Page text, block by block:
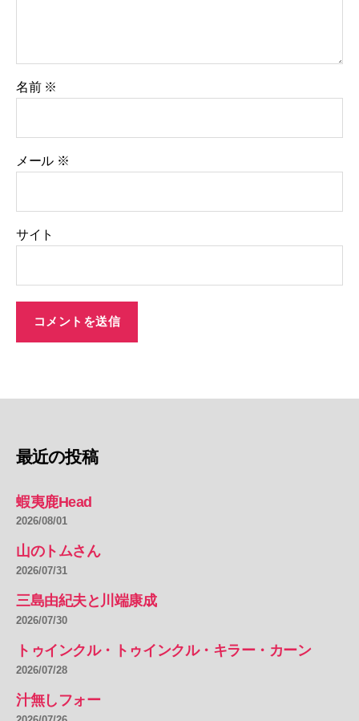
名前 ※
メール ※
サイト
最近の投稿
蝦夷鹿Head
2026/08/01
山のトムさん
2026/07/31
三島由紀夫と川端康成
2026/07/30
トゥインクル・トゥインクル・キラー・カーン
2026/07/28
汁無しフォー